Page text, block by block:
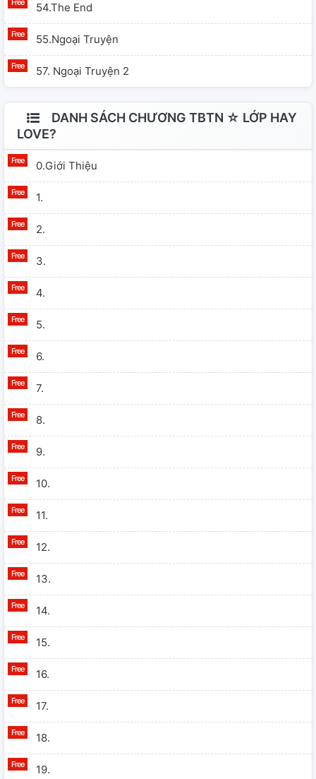
54.the End
55.ngoại Truyện
57. Ngoại Truyện 2
DANH SÁCH CHƯƠNG TBTN ☆ LỚP HAY
LOVE?
0.Giới Thiệu
1.
2.
3.
4.
5.
6.
7.
8.
9.
10.
11.
12.
13.
14.
15.
16.
17.
18.
19.